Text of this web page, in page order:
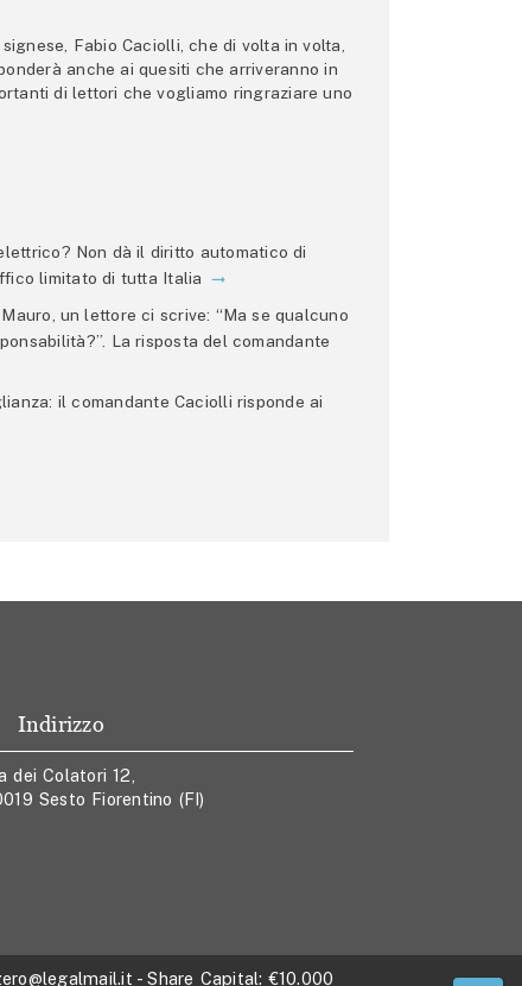
Fabio Caciolli, che di volta in volta,
anche ai quesiti che arriveranno in
di lettori che vogliamo ringraziare uno
Non dà il diritto automatico di
limitato di tutta Italia
un lettore ci scrive: “Ma se qualcuno
La risposta del comandante
il comandante Caciolli risponde ai
Indirizzo
dei Colatori 12,
Sesto Fiorentino (FI)
- Share Capital:€10.000